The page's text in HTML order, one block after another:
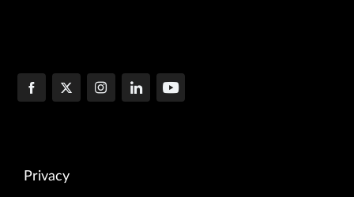
Privacy